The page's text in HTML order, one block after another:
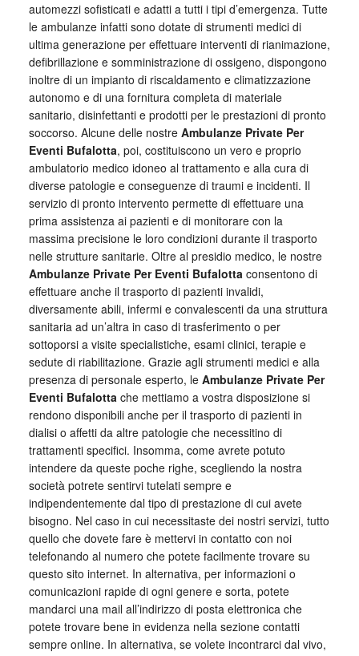
automezzi sofisticati e adatti a tutti i tipi d’emergenza. Tutte
le ambulanze infatti sono dotate di strumenti medici di
ultima generazione per effettuare interventi di rianimazione,
defibrillazione e somministrazione di ossigeno, dispongono
inoltre di un impianto di riscaldamento e climatizzazione
autonomo e di una fornitura completa di materiale
sanitario, disinfettanti e prodotti per le prestazioni di pronto
soccorso. Alcune delle nostre Ambulanze Private Per
Eventi Bufalotta, poi, costituiscono un vero e proprio
ambulatorio medico idoneo al trattamento e alla cura di
diverse patologie e conseguenze di traumi e incidenti. Il
servizio di pronto intervento permette di effettuare una
prima assistenza ai pazienti e di monitorare con la
massima precisione le loro condizioni durante il trasporto
nelle strutture sanitarie. Oltre al presidio medico, le nostre
Ambulanze Private Per Eventi Bufalottaconsentono di
effettuare anche il trasporto di pazienti invalidi,
diversamente abili, infermi e convalescenti da una struttura
sanitaria ad un’altra in caso di trasferimento o per
sottoporsi a visite specialistiche, esami clinici, terapie e
sedute di riabilitazione. Grazie agli strumenti medici e alla
presenza di personale esperto, le Ambulanze Private Per
Eventi Bufalottache mettiamo a vostra disposizione si
rendono disponibili anche per il trasporto di pazienti in
dialisi o affetti da altre patologie che necessitino di
trattamenti specifici. Insomma, come avrete potuto
intendere da queste poche righe, scegliendo la nostra
società potrete sentirvi tutelati sempre e
indipendentemente dal tipo di prestazione di cui avete
bisogno. Nel caso in cui necessitaste dei nostri servizi, tutto
quello che dovete fare è mettervi in contatto con noi
telefonando al numero che potete facilmente trovare su
questo sito internet. In alternativa, per informazioni o
comunicazioni rapide di ogni genere e sorta, potete
mandarci una mail all’indirizzo di posta elettronica che
potete trovare bene in evidenza nella sezione contatti
sempre online. In alternativa, se volete incontrarci dal vivo,